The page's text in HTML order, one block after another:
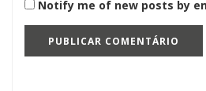
Notify me of new posts by